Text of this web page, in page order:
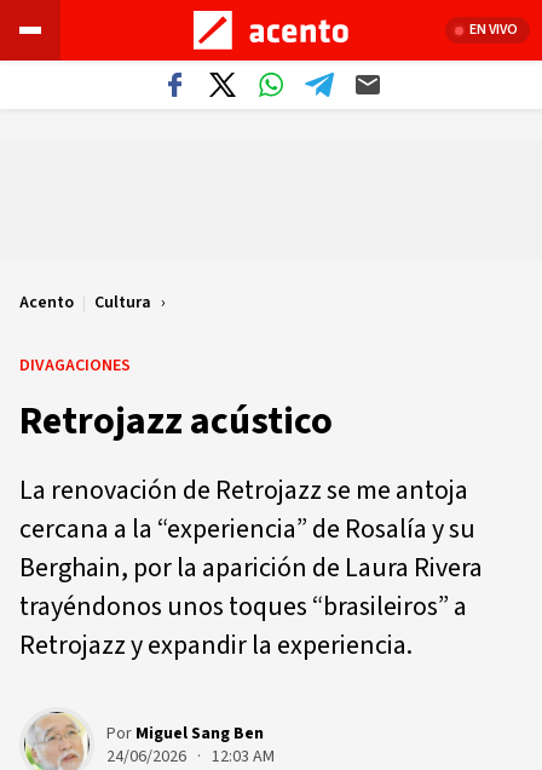
EN VIVO
Acento | Cultura
DIVAGACIONES
Retrojazz acústico
La renovación de Retrojazz se me antoja
cercana a la “experiencia” de Rosalía y su
Berghain, por la aparición de Laura Rivera
trayéndonos unos toques “brasileiros” a
Retrojazz y expandir la experiencia.
Por Miguel Sang Ben
24/06/2026 · 12:03 AM